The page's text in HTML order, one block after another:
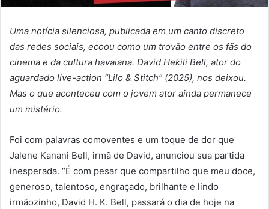
Uma notícia silenciosa, publicada em um canto discreto
das redes sociais, ecoou como um trovão entre os fãs do
cinema e da cultura havaiana. David Hekili Bell, ator do
aguardado live-action “Lilo & Stitch” (2025), nos deixou.
Mas o que aconteceu com o jovem ator ainda permanece
um mistério.
Foi com palavras comoventes e um toque de dor que
Jalene Kanani Bell, irmã de David, anunciou sua partida
inesperada. “É com pesar que compartilho que meu doce,
generoso, talentoso, engraçado, brilhante e lindo
irmãozinho, David H. K. Bell, passará o dia de hoje na